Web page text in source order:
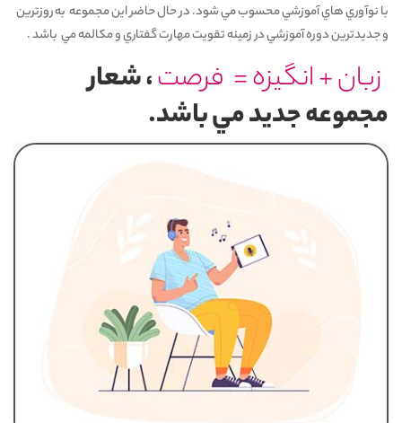
با نوآوري هاي آموزشي محسوب مي شود. در حال حاضر اين مجموعه به روزترين
و جديدترين دوره آموزشي در زمينه تقويت مهارت گفتاري و مکالمه مي باشد .
زبان + انگيزه = فرصت، شعار
مجموعه جديد مي باشد.